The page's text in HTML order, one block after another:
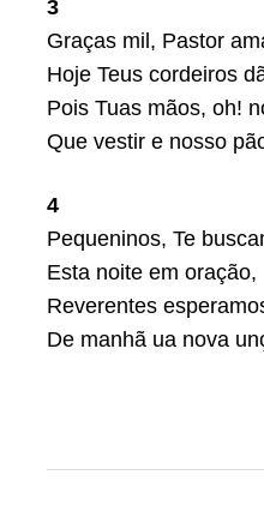
3
Graças mil, Pastor
Hoje Teus cordeiros
Pois Tuas mãos, oh!
Que vestir e nosso
4
Pequeninos, Te
Esta noite em oração,
Reverentes
De manhã ua nova